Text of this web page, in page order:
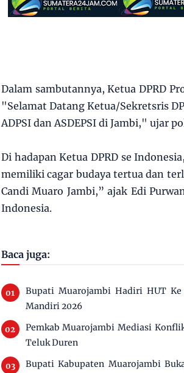
Dalam sambutannya, Ketua DPRD
"Selamat Datang Ketua/Sekretsris
ADPSI dan ASDEPSI di Jambi," ujar
Di hadapan Ketua DPRD se
memiliki cagar budaya tertua dan
Candi Muaro Jambi,” ajak Edi
Indonesia.
Baca juga:
Bupati Muarojambi Hadiri HUT Ke
Mandiri 2026
Pemkab Muarojambi Mediasi
Teluk Duren
Bupati Kabupaten Muarojambi